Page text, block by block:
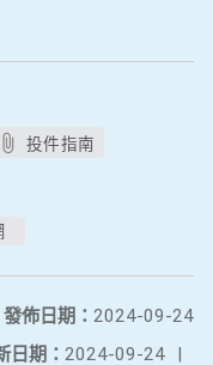
投件指南
發佈日期： 2024-09-24
日期： 2024-09-24 |